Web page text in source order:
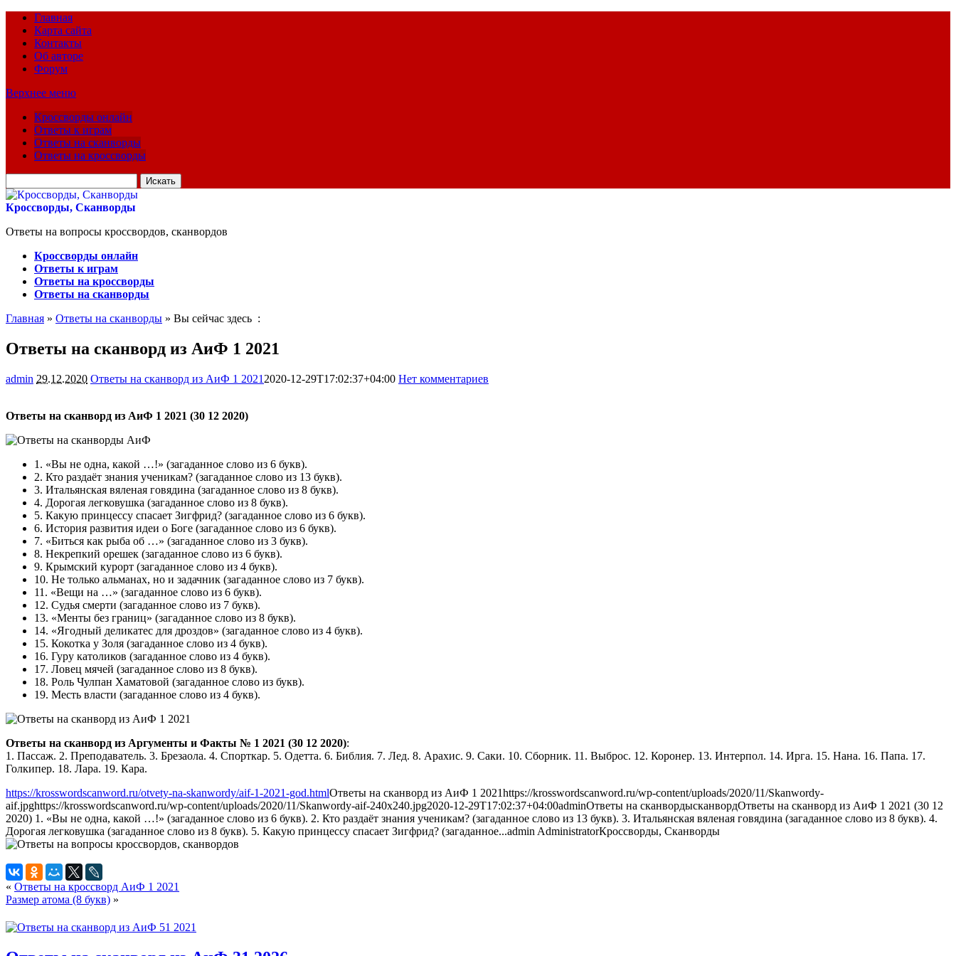
Главная
Карта сайта
Контакты
Об авторе
Форум
Верхнее меню
Кроссворды онлайн
Ответы к играм
Ответы на сканворды
Ответы на кроссворды
для:
Кроссворды, Сканворды
Ответы на вопросы кроссвордов, сканвордов
Кроссворды онлайн
Ответы к играм
Ответы на кроссворды
Ответы на сканворды
Главная » Ответы на сканворды » Вы сейчас здесь :
Ответы на сканворд из АиФ 1 2021
admin 29.12.2020 Ответы на сканворд из АиФ 1 2021 2020-12-29T17:02:37+04:00 Нет комментариев
Ответы на сканворд из АиФ 1 2021 (30 12 2020)
1. «Вы не одна, какой …!» (загаданное слово из 6 букв).
2. Кто раздаёт знания ученикам? (загаданное слово из 13 букв).
3. Итальянская вяленая говядина (загаданное слово из 8 букв).
4. Дорогая легковушка (загаданное слово из 8 букв).
5. Какую принцессу спасает Зигфрид? (загаданное слово из 6 букв).
6. История развития идеи о Боге (загаданное слово из 6 букв).
7. «Биться как рыба об …» (загаданное слово из 3 букв).
8. Некрепкий орешек (загаданное слово из 6 букв).
9. Крымский курорт (загаданное слово из 4 букв).
10. Не только альманах, но и задачник (загаданное слово из 7 букв).
11. «Вещи на …» (загаданное слово из 6 букв).
12. Судья смерти (загаданное слово из 7 букв).
13. «Менты без границ» (загаданное слово из 8 букв).
14. «Ягодный деликатес для дроздов» (загаданное слово из 4 букв).
15. Кокотка у Золя (загаданное слово из 4 букв).
16. Гуру католиков (загаданное слово из 4 букв).
17. Ловец мячей (загаданное слово из 8 букв).
18. Роль Чулпан Хаматовой (загаданное слово из букв).
19. Месть власти (загаданное слово из 4 букв).
Ответы на сканворд из Аргументы и Факты № 1 2021 (30 12 2020):
1. Пассаж. 2. Преподаватель. 3. Брезаола. 4. Спорткар. 5. Одетта. 6. Библия. 7. Лед. 8. Арахис. 9. Саки. 10. Сборник. 11. Выброс. 12. Коронер. 13. Интерпол. 14. Ирга. 15. Нана. 16. Папа. 17.
Голкипер. 18. Лара. 19. Кара.
https://krosswordscanword.ru/otvety-na-skanwordy/aif-1-2021-god.htmlОтветы на сканворд из АиФ 1 2021https://krosswordscanword.ru/wp-content/uploads/2020/11/Skanwordy-
aif.jpghttps://krosswordscanword.ru/wp-content/uploads/2020/11/Skanwordy-aif-240x240.jpg2020-12-29T17:02:37+04:00adminОтветы на сканвордысканвордОтветы на сканворд из АиФ 1 2021 (30 12
2020) 1. «Вы не одна, какой …!» (загаданное слово из 6 букв). 2. Кто раздаёт знания ученикам? (загаданное слово из 13 букв). 3. Итальянская вяленая говядина (загаданное слово из 8 букв). 4.
Дорогая легковушка (загаданное слово из 8 букв). 5. Какую принцессу спасает Зигфрид? (загаданное...admin AdministratorКроссворды, Сканворды
« Ответы на кроссворд АиФ 1 2021
Размер атома (8 букв) »